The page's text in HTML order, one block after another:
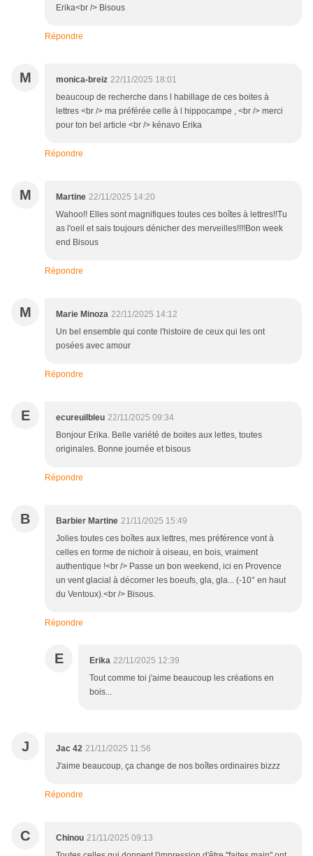
Erika<br /> Bisous
Répondre
M monica-breiz 22/11/2025 18:01
beaucoup de recherche dans l habillage de ces boites à
lettres <br /> ma préférée celle à l hippocampe , <br /> merci
pour ton bel article <br /> kénavo Erika
Répondre
M Martine 22/11/2025 14:20
Wahoo!! Elles sont magnifiques toutes ces boîtes à lettres!!Tu
as l'oeil et sais toujours dénicher des merveilles!!!!Bon week
end Bisous
Répondre
M Marie Minoza 22/11/2025 14:12
Un bel ensemble qui conte l'histoire de ceux qui les ont
posées avec amour
Répondre
E ecureuilbleu 22/11/2025 09:34
Bonjour Erika. Belle variété de boites aux lettes, toutes
originales. Bonne journée et bisous
Répondre
B Barbier Martine 21/11/2025 15:49
Jolies toutes ces boîtes aux lettres, mes préférence vont à
celles en forme de nichoir à oiseau, en bois, vraiment
authentique !<br /> Passe un bon weekend, ici en Provence
un vent glacial à décorner les boeufs, gla, gla... (-10° en haut
du Ventoux).<br /> Bisous.
Répondre
E Erika 22/11/2025 12:39
Tout comme toi j'aime beaucoup les créations en
bois...
J Jac 42 21/11/2025 11:56
J'aime beaucoup, ça change de nos boîtes ordinaires bizzz
Répondre
C Chinou 21/11/2025 09:13